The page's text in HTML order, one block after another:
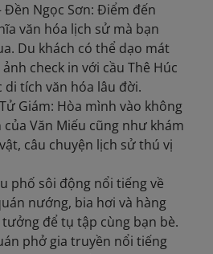
Đền Ngọc Sơn: Điểm đến
văn hóa lịch sử mà bạn
Du khách có thể dạo mát
check in với cầu Thê Húc
di tích văn hóa lâu đời.
Giám: Hòa mình vào không
của Văn Miếu cũng như khám
câu chuyện lịch sử thú vị
phố sôi động nổi tiếng về
nướng, bia hơi và hàng
để tụ tập cùng bạn bè.
phở gia truyền nổi tiếng